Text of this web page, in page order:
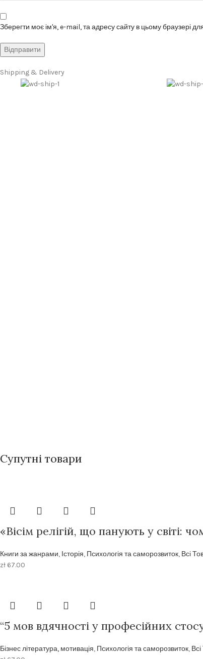
Зберегти моє ім'я, e-mail, та адресу сайту в цьому браузері
Shipping & Delivery
Супутні товари
«Вісім релігій, що панують у світі:
Книги за жанрами, Історія, Психологія та саморозвиток, Всі
zł 67.00
“5 мов вдячності у професійних
Бізнес література, мотивація, Психологія та саморозвиток,